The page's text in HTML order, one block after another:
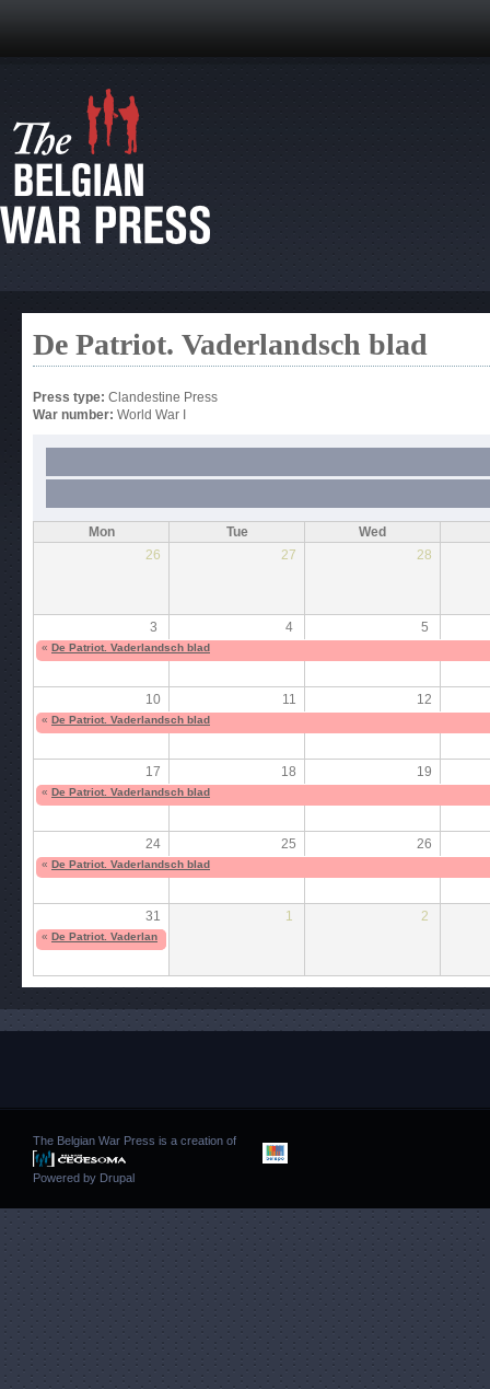
De Patriot. Vaderlandsch blad
Press type: Clandestine Press
War number: World War I
Mon Tue
Wed
26
27 28
3 4 5
« De Patriot. Vaderlandsch blad
10 11 12
« De Patriot. Vaderlandsch blad
17 18 19
« De Patriot. Vaderlandsch blad
24 25 26
« De Patriot. Vaderlandsch blad
31 1 2
« De Patriot. Vaderlandsch blad
The Belgian War Press is a creation of
Powered by Drupal